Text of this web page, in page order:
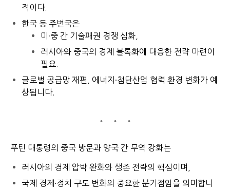
적이다.
한국 등 주변국은
미·중 간 기술패권 경쟁 심화,
러시아와 중국의 경제 블록화에 대응한 전략 마련이
필요.
글로벌 공급망 재편, 에너지·첨단산업 협력 환경 변화가 예
상됩니다.
푸틴 대통령의 중국 방문과 양국 간 무역 강화는
러시아의 경제 압박 완화와 생존 전략의 핵심이며,
국제 경제·정치 구도 변화의 중요한 분기점임을 의미합니